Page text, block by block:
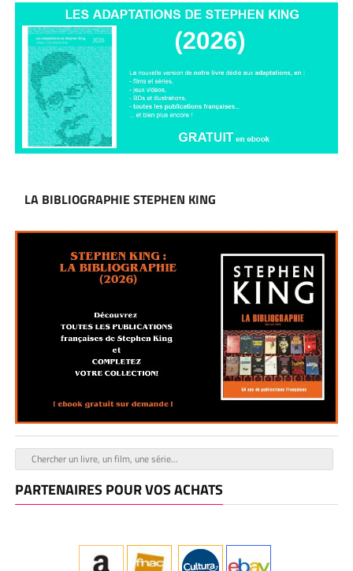
LA BIBLIOGRAPHIE STEPHEN KING
PARTENAIRES POUR VOS ACHATS